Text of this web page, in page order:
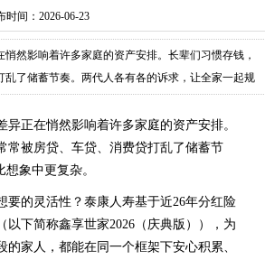
时间：2026-06-23
然影响着许多家庭的资产安排。长辈们习惯存钱，
了储蓄节奏。两代人各有各的诉求，让全家一起规
正在悄然影响着许多家庭的资产安排。
常被房贷、车贷、消费贷打乱了储蓄节
象中更复杂。
的灵活性？泰康人寿基于近26年分红险
下简称鑫享世家2026（庆典版）），为
家人，都能在同一个框架下安心积累、